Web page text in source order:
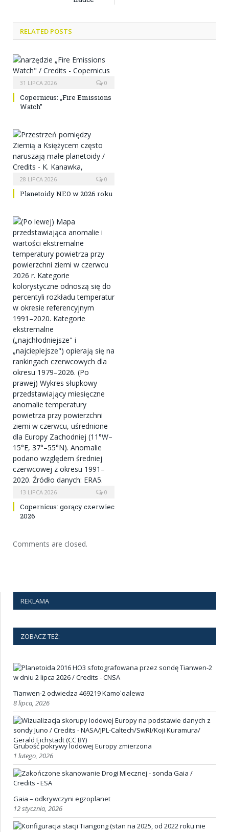
RELATED POSTS
31 LIPCA 2026 0
Copernicus: „Fire Emissions
Watch”
28 LIPCA 2026 0
Planetoidy NEO w 2026 roku
13 LIPCA 2026 0
Copernicus: gorący czerwiec
2026
Comments are closed.
REKLAMA
ZOBACZ TEŻ:
Tianwen-2 odwiedza 469219 Kamoʻoalewa
8 lipca, 2026
Grubość pokrywy lodowej Europy zmierzona
1 lutego, 2026
Gaia – odkrywczyni egzoplanet
12 stycznia, 2026